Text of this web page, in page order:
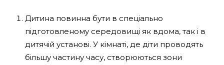
Дитина повинна бути в спеціально
підготовленому середовищі як вдома, так і в
дитячій установі. У кімнаті, де діти проводять
більшу частину часу, створюються зони